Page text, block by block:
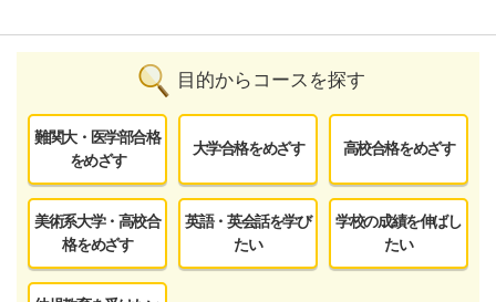
目的からコースを探す
難関大・医学部合格
をめざす
大学合格をめざす 高校合格をめざす
美術系大学・高校合
格をめざす
英語・英会話を学び
たい
学校の成績を伸ばし
たい